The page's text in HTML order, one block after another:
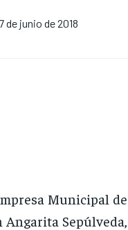
7 de junio de 2018
Municipal de
Sepúlveda,